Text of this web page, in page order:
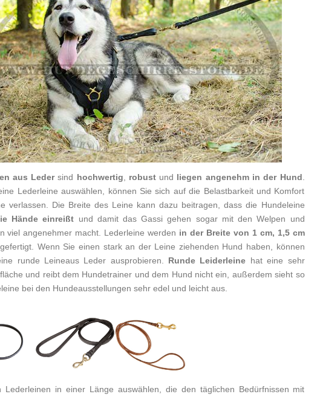
aus Ledersind hochwertig, robust und liegen angenehm in der Hund.
Lederleine auswählen, können Sie sich auf die Belastbarkeit und Komfort
verlassen. Die Breite des Leine kann dazu beitragen, dass die Hundeleine
Hände einreißt und damit das Gassi gehen sogar mit den Welpen und
viel angenehmer macht. Lederleine werden in der Breite von 1 cm, 1,5 cm
Wenn Sie einen stark an der Leine ziehenden Hund haben, können
runde Leineaus Leder ausprobieren. Runde Leiderleine hat eine sehr
und reibt dem Hundetrainer und dem Hund nicht ein, außerdem sieht so
bei den Hundeausstellungen sehr edel und leicht aus.
Lederleinen in einer Länge auswählen, die den täglichen Bedürfnissen mit